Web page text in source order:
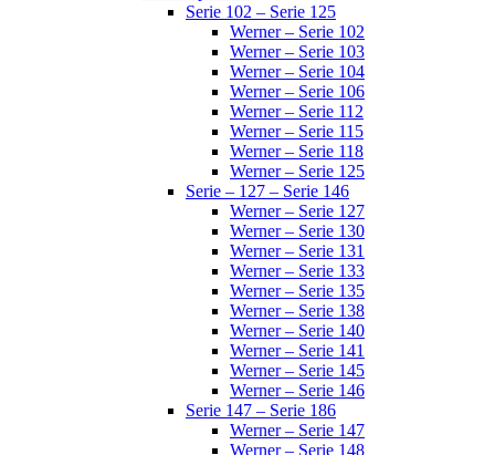
Serie 102 – Serie 125
Werner – Serie 102
Werner – Serie 103
Werner – Serie 104
Werner – Serie 106
Werner – Serie 112
Werner – Serie 115
Werner – Serie 118
Werner – Serie 125
Serie – 127 – Serie 146
Werner – Serie 127
Werner – Serie 130
Werner – Serie 131
Werner – Serie 133
Werner – Serie 135
Werner – Serie 138
Werner – Serie 140
Werner – Serie 141
Werner – Serie 145
Werner – Serie 146
Serie 147 – Serie 186
Werner – Serie 147
Werner – Serie 148